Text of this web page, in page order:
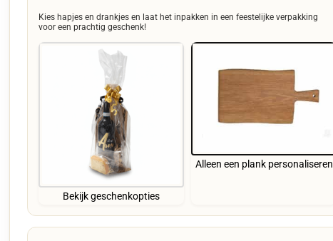
Kies hapjes en drankjes en laat het inpakken in een feestelijke verpakking
voor een prachtig geschenk!
Bekijk geschenkopties
Alleen een plank personaliseren